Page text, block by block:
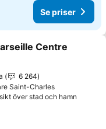
Se priser
i Mina Favoriter
Centre
6 264
Saint-Charles
över stad och hamn